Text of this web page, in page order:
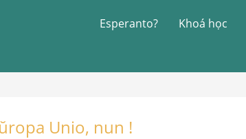
Esperanto? Khoá học
Unio, nun !